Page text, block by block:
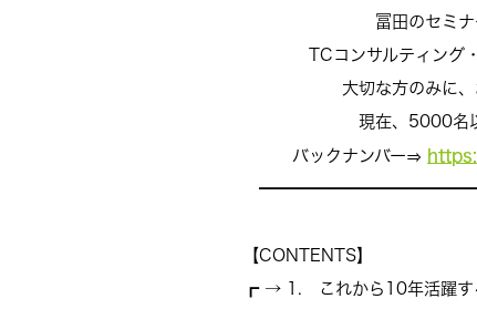
冨田のセミナーにご
TCコンサルティング・社
大切な方のみに、お贈
現在、5000名以上の
バックナンバー⇒
【CONTENTS】
┏ → 1. これから10年活躍す